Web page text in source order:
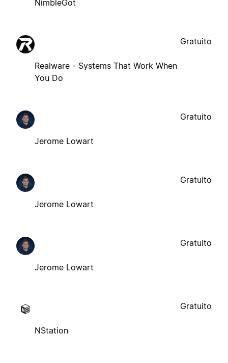
NimbleGot
Realware - Systems That Work When
You Do
Gratuito
Jerome Lowart
Gratuito
Jerome Lowart
Gratuito
Jerome Lowart
Gratuito
NStation
Gratuito